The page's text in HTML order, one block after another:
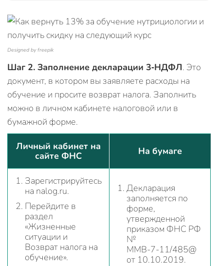
Designed by freepik
Шаг 2. Заполнение декларации 3‑НДФЛ. Это
документ, в котором вы заявляете расходы на
обучение и просите возврат налога. Заполнить
можно в личном кабинете налоговой или в
бумажной форме.
Личный кабинет на
сайте ФНС
На бумаге
Зарегистрируйтесь
на nalog.ru.
Перейдите в
раздел
«Жизненные
ситуации и
Возврат налога на
обучение».
Декларация
заполняется по
форме,
утвержденной
приказом ФНС РФ
№
ММВ‑7‑11/485@
от 10.10.2019.